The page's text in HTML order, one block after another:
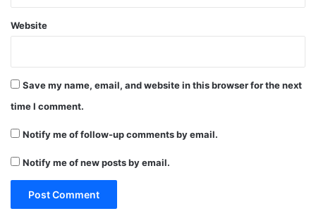
Website
Save my name, email, and website in this browser for the next
time I comment.
Notify me of follow-up comments by email.
Notify me of new posts by email.